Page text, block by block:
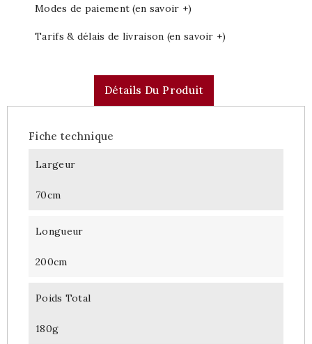
Modes de paiement (en savoir +)
Tarifs & délais de livraison (en savoir +)
Détails Du Produit
Fiche technique
Largeur
70cm
Longueur
200cm
Poids Total
180g